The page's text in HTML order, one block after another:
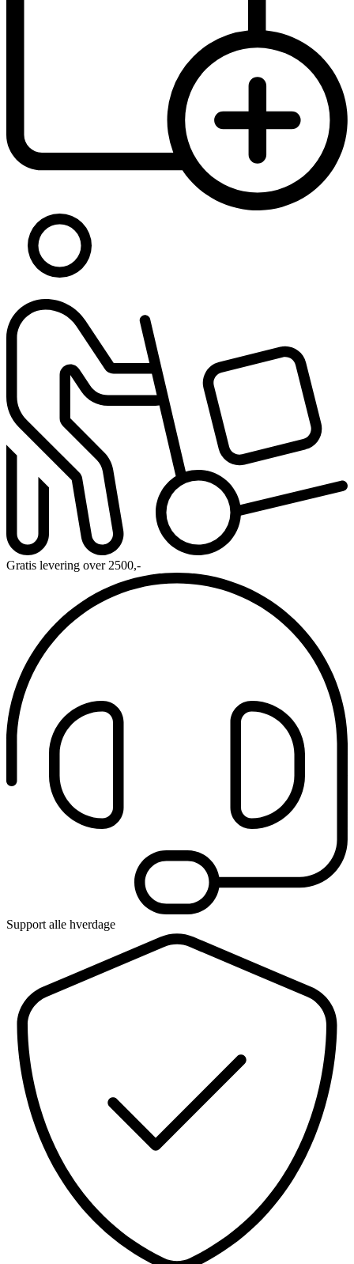
Gratis levering over 2500,-
Support alle hverdage